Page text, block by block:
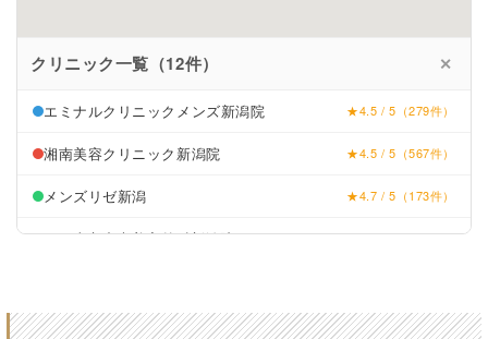
クリニック一覧（12件） ✕
エミナルクリニックメンズ新潟院 ★4.5 / 5（279件）
湘南美容クリニック新潟院 ★4.5 / 5（567件）
メンズリゼ新潟 ★4.7 / 5（173件）
TCB東京中央美容外科新潟院 ★4.0 / 5（623件）
きど皮ふ科 ★4.0 / 5（115件）